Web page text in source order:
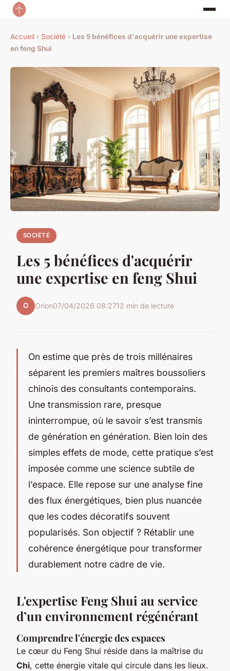
Accueil › Société › Les 5 bénéfices d'acquérir une expertise
en feng Shui
SOCIÉTÉ
Les 5 bénéfices d'acquérir
une expertise en feng Shui
O Orion07/04/2026 08:2712 min de lecture
On estime que près de trois millénaires
séparent les premiers maîtres boussoliers
chinois des consultants contemporains.
Une transmission rare, presque
ininterrompue, où le savoir s’est transmis
de génération en génération. Bien loin des
simples effets de mode, cette pratique s’est
imposée comme une science subtile de
l’espace. Elle repose sur une analyse fine
des flux énergétiques, bien plus nuancée
que les codes décoratifs souvent
popularisés. Son objectif ? Rétablir une
cohérence énergétique pour transformer
durablement notre cadre de vie.
L'expertise Feng Shui au service
d’un environnement régénérant
Comprendre l'énergie des espaces
Le cœur du Feng Shui réside dans la maîtrise du
Chi, cette énergie vitale qui circule dans les lieux.